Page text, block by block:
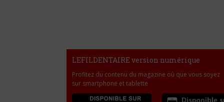
LEFILDENTAIRE version numérique
Profitez du contenu du magazine où que vous soyez
sur smartphone et tablette